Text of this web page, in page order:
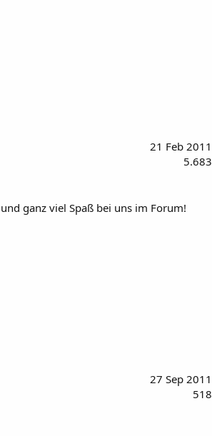
21 Feb 2011
5.683
ganz viel Spaß bei uns im Forum!
27 Sep 2011
518